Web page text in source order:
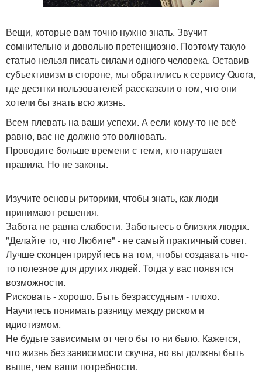
Вещи, которые вам точно нужно знать. Звучит
сомнительно и довольно претенциозно. Поэтому такую
статью нельзя писать силами одного человека. Оставив
субъективизм в стороне, мы обратились к сервису Quora,
где десятки пользователей рассказали о том, что они
хотели бы знать всю жизнь.
Всем плевать на ваши успехи. А если кому-то не всё
равно, вас не должно это волновать.
Проводите больше времени с теми, кто нарушает
правила. Но не законы.
Изучите основы риторики, чтобы знать, как люди
принимают решения.
Забота не равна слабости. Заботьтесь о близких людях.
"Делайте то, что Любите" - не самый практичный совет.
Лучше сконцентрируйтесь на том, чтобы создавать что-
то полезное для других людей. Тогда у вас появятся
возможности.
Рисковать - хорошо. Быть безрассудным - плохо.
Научитесь понимать разницу между риском и
идиотизмом.
Не будьте зависимым от чего бы то ни было. Кажется,
что жизнь без зависимости скучна, но вы должны быть
выше, чем ваши потребности.